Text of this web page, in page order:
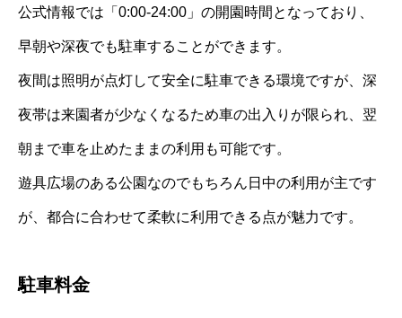
公式情報では「0:00-24:00」の開園時間となっており、
早朝や深夜でも駐車することができます。
夜間は照明が点灯して安全に駐車できる環境ですが、深
夜帯は来園者が少なくなるため車の出入りが限られ、翌
朝まで車を止めたままの利用も可能です。
遊具広場のある公園なのでもちろん日中の利用が主です
が、都合に合わせて柔軟に利用できる点が魅力です。
駐車料金